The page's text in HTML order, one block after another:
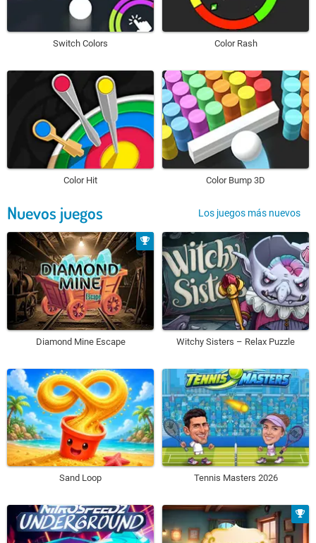
Switch Colors Color Rash
Color Hit Color Bump 3D
Nuevos juegos Los juegos más nuevos
Diamond Mine Escape Witchy Sisters – Relax Puzzle
Sand Loop Tennis Masters 2026